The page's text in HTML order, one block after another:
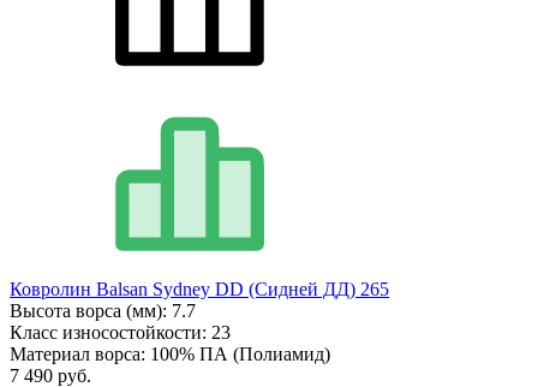
Ковролин Balsan Sydney DD (Сидней ДД) 265
Высота ворса (мм): 7.7
Класс износостойкости: 23
Материал ворса: 100% ПА (Полиамид)
7 490 руб.